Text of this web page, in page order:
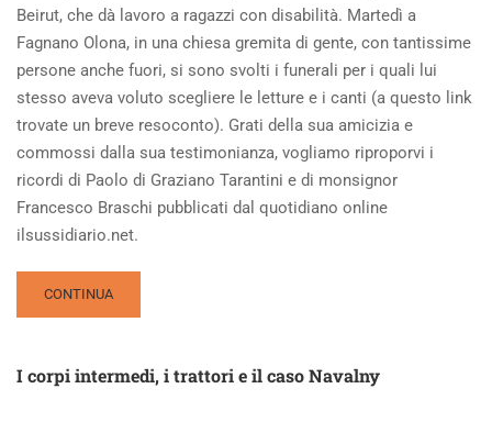
Beirut, che dà lavoro a ragazzi con disabilità. Martedì a
Fagnano Olona, in una chiesa gremita di gente, con tantissime
persone anche fuori, si sono svolti i funerali per i quali lui
stesso aveva voluto scegliere le letture e i canti (a questo link
trovate un breve resoconto). Grati della sua amicizia e
commossi dalla sua testimonianza, vogliamo riproporvi i
ricordi di Paolo di Graziano Tarantini e di monsignor
Francesco Braschi pubblicati dal quotidiano online
ilsussidiario.net.
READ
MORE
GRAZIE
CONTINUA
I corpi intermedi, i trattori e il caso Navalny